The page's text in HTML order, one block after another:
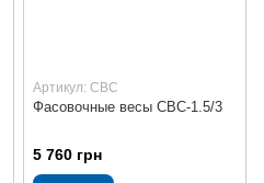
Артикул: СВС
Фасовочные весы СВС-1.5/3
5 760 грн